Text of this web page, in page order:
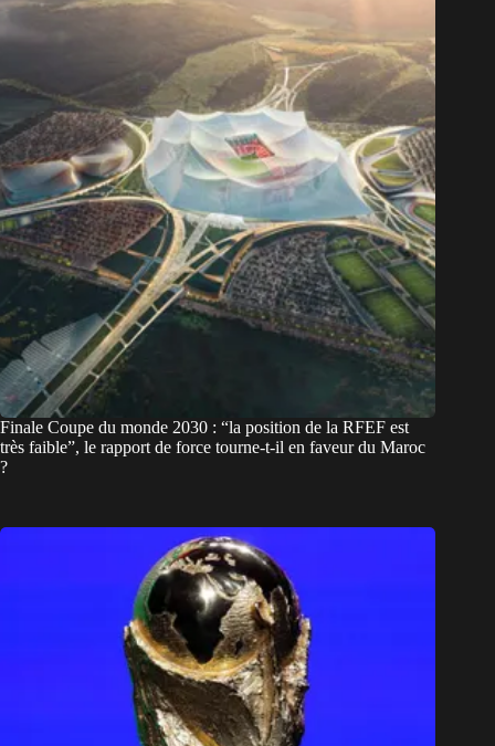
Finale Coupe du monde 2030 : “la position de la RFEF est
très faible”, le rapport de force tourne-t-il en faveur du Maroc
?